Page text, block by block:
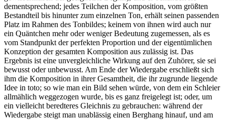
dementsprechend; jedes Teilchen der Komposition, vom größten
Bestandteil bis hinunter zum einzelnen Ton, erhält seinen passenden
Platz im Rahmen des Tonbildes; keinem von ihnen wird auch nur
ein Quäntchen mehr oder weniger Bedeutung zugemessen, als es
vom Standpunkt der perfekten Proportion und der eigentümlichen
Konzeption der gesamten Komposition aus zulässig ist. Das
Ergebnis ist eine unvergleichliche Wirkung auf den Zuhörer, sie sei
bewusst oder unbewusst. Am Ende der Wiedergabe erschließt sich
ihm die Komposition in ihrer Gesamtheit, die ihr zugrunde liegende
Idee in toto; so wie man ein Bild sehen würde, von dem ein Schleier
allmählich weggezogen wurde, bis es ganz freigelegt ist; oder, um
ein vielleicht beredteres Gleichnis zu gebrauchen: während der
Wiedergabe steigt man unablässig einen Berghang hinauf, und am